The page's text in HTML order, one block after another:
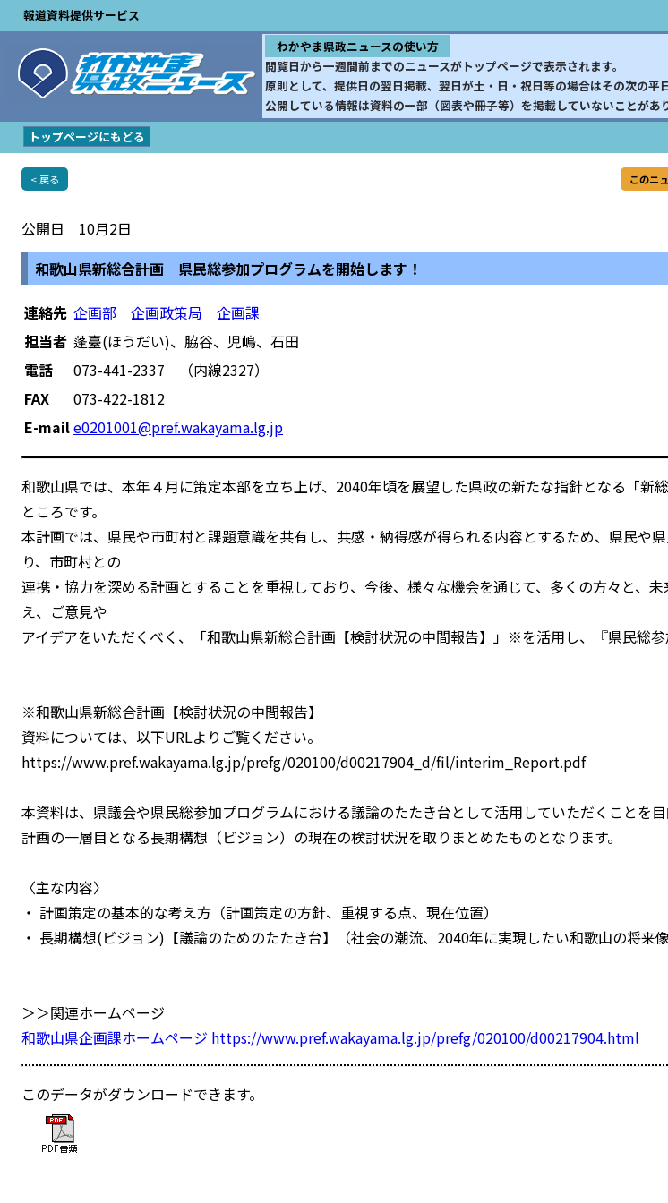
報道資料提供サービス
わかやま県政ニュースの使い方
閲覧日から一週間前までのニュースがトップページで表示されます。
原則として、提供日の翌日掲載、翌日が土・日・祝日等の場合はその次の平
公開している情報は資料の一部（図表や冊子等）を掲載していないことがあり
トップページにもどる
< 戻る このニ
公開日 10月2日
和歌山県新総合計画 県民総参加プログラムを開始します！
連絡先 企画部 企画政策局 企画課
担当者 蓬臺(ほうだい)、脇谷、児嶋、石田
電話
073-441-2337 （内線2327）
FAX
073-422-1812
E-maile0201001@pref.wakayama.lg.jp
和歌山県では、本年４月に策定本部を立ち上げ、2040年頃を展望した県政の新たな指針となる「新
ところです。
本計画では、県民や市町村と課題意識を共有し、共感・納得感が得られる内容とするため、県民や
り、市町村との
連携・協力を深める計画とすることを重視しており、今後、様々な機会を通じて、多くの方々と、
え、ご意見や
アイデアをいただくべく、「和歌山県新総合計画【検討状況の中間報告】」※を活用し、『県民総参
※和歌山県新総合計画【検討状況の中間報告】
資料については、以下URLよりご覧ください。
https://www.pref.wakayama.lg.jp/prefg/020100/d00217904_d/fil/interim_Report.pdf
本資料は、県議会や県民総参加プログラムにおける議論のたたき台として活用していただくことを目
計画の一層目となる長期構想（ビジョン）の現在の検討状況を取りまとめたものとなります。
〈主な内容〉
・ 計画策定の基本的な考え方（計画策定の方針、重視する点、現在位置）
・ 長期構想(ビジョン)【議論のためのたたき台】（社会の潮流、2040年に実現したい和歌山の将来像
＞＞関連ホームページ
和歌山県企画課ホームページ https://www.pref.wakayama.lg.jp/prefg/020100/d00217904.html
このデータがダウンロードできます。